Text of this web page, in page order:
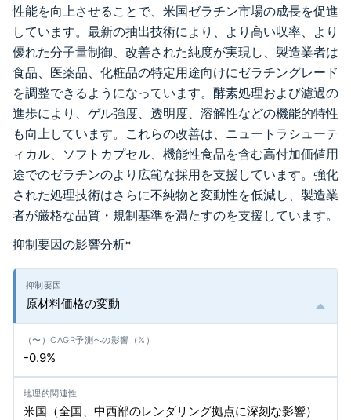
性能を向上させることで、米国ゼラチン市場の成長を促進
しています。最新の抽出技術により、より高い収率、より
優れた分子量制御、改善された純度が実現し、製造業者は
食品、医薬品、化粧品の特定用途向けにゼラチングレード
を調整できるようになっています。酵素処理および濾過の
進歩により、ゲル強度、透明度、溶解性などの機能的特性
も向上しています。これらの改善は、ニュートラシューテ
ィカル、ソフトカプセル、機能性食品を含む高付加価値用
途でのゼラチンのより広範な採用を支援しています。強化
された処理技術はさらに不純物と変動性を低減し、製造業
者が厳格な品質・規制基準を満たすのを支援しています。
抑制要因の影響分析*
原材料価格の変動
-0.9%
米国（全国、中西部のレンダリング拠点に深刻な影響）